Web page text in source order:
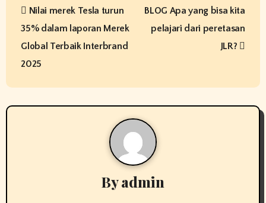
n
a
Nilai merek Tesla turun
35% dalam laporan Merek
Global Terbaik Interbrand
2025
BLOG Apa yang bisa kita
pelajari dari peretasan
JLR?
Byadmin